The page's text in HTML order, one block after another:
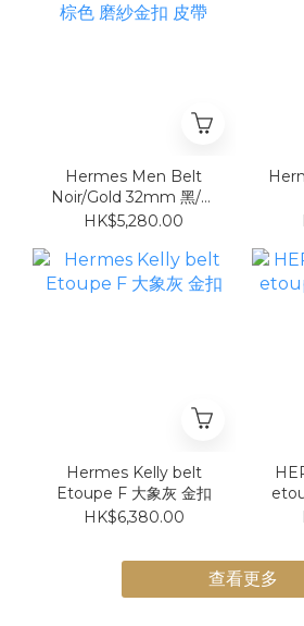
Hermes Men Belt
Noir/Gold 32mm 黑/金
棕色 磨紗金扣 皮帶
HK$5,280.00
Hermes Kelly belt
Etoupe F 大象灰 金扣
HK$6,380.00
查看更多